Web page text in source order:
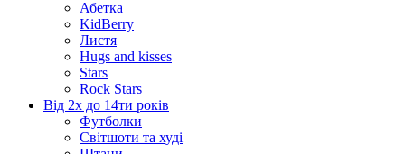
Абетка
KidBerry
Листя
Hugs and kisses
Stars
Rock Stars
Від 2х до 14ти років
Футболки
Світшоти та худі